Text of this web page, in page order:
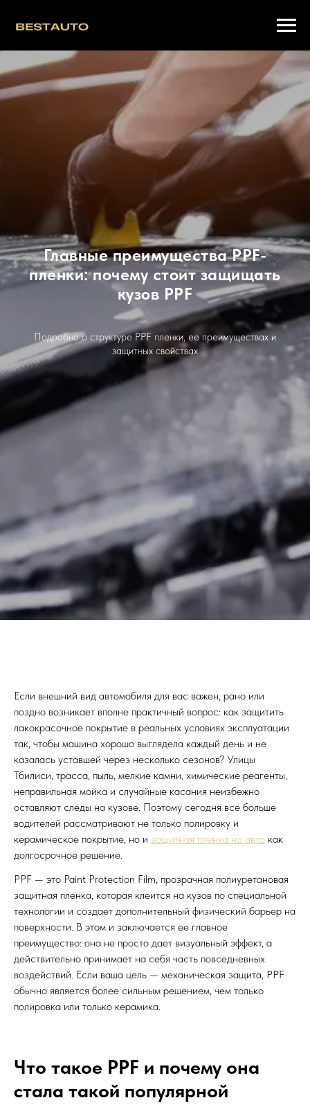
Главные преимущества PPF-
пленки: почему стоит защищать
кузов PPF
Подробно о структуре PPF пленки, ее преимуществах и
защитных свойствах
Если внешний вид автомобиля для вас важен, рано или
поздно возникает вполне практичный вопрос: как защитить
лакокрасочное покрытие в реальных условиях эксплуатации
так, чтобы машина хорошо выглядела каждый день и не
казалась уставшей через несколько сезонов? Улицы
Тбилиси, трасса, пыль, мелкие камни, химические реагенты,
неправильная мойка и случайные касания неизбежно
оставляют следы на кузове. Поэтому сегодня все больше
водителей рассматривают не только полировку и
керамическое покрытие, но и защитная пленка на авто как
долгосрочное решение.
PPF — это Paint Protection Film, прозрачная полиуретановая
защитная пленка, которая клеится на кузов по специальной
технологии и создает дополнительный физический барьер на
поверхности. В этом и заключается ее главное
преимущество: она не просто дает визуальный эффект, а
действительно принимает на себя часть повседневных
воздействий. Если ваша цель — механическая защита, PPF
обычно является более сильным решением, чем только
полировка или только керамика.
Что такое PPF и почему она
стала такой популярной